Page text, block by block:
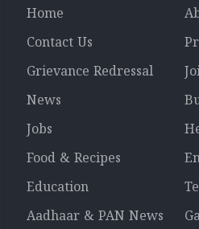
Home
Contact Us
Grievance Redressal
News
Jobs
Food & Recipes
Education
Aadhaar & PAN News